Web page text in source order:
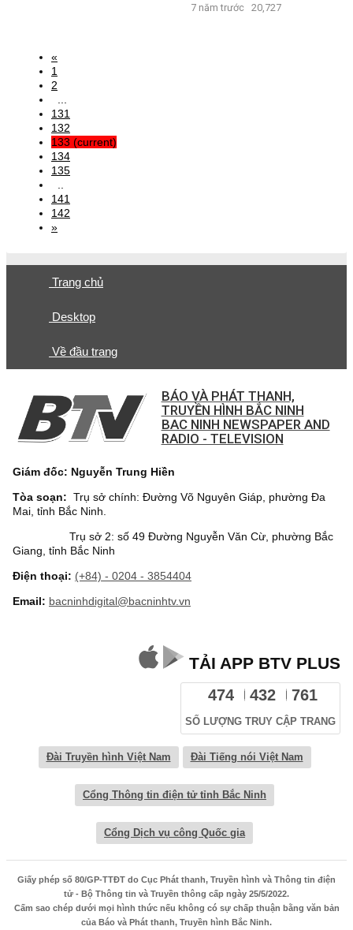
7 năm trước 20,727
«
1
2
131
132
133 (current)
134
135
141
142
»
Trang chủ
Desktop
Về đầu trang
BÁO VÀ PHÁT THANH,
TRUYỀN HÌNH BẮC NINH
BAC NINH NEWSPAPER AND
RADIO - TELEVISION
Giám đốc: Nguyễn Trung Hiền
Tòa soạn: Trụ sở chính: Đường Võ Nguyên Giáp, phường Đa
Mai, tỉnh Bắc Ninh.
Trụ sở 2: số 49 Đường Nguyễn Văn Cừ, phường Bắc
Giang, tỉnh Bắc Ninh
Điện thoại: (+84) - 0204 - 3854404
Email: bacninhdigital@bacninhtv.vn
TẢI APP BTV PLUS
474 432 761
SỐ LƯỢNG TRUY CẬP TRANG
Đài Truyền hình Việt Nam Đài Tiếng nói Việt Nam
Cổng Thông tin điện tử tỉnh Bắc Ninh
Cổng Dịch vụ công Quốc gia
Giấy phép số 80/GP-TTĐT do Cục Phát thanh, Truyền hình và Thông tin điện
tử - Bộ Thông tin và Truyền thông cấp ngày 25/5/2022.
Cấm sao chép dưới mọi hình thức nếu không có sự chấp thuận bằng văn bản
của Báo và Phát thanh, Truyền hình Bắc Ninh.